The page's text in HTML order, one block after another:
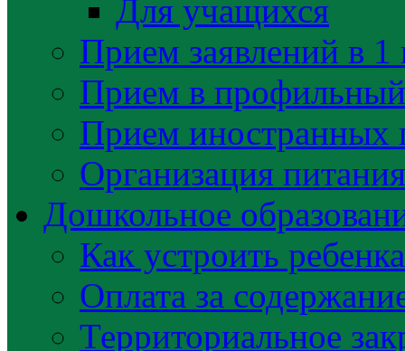
Для учащихся
Прием заявлений в 1
Прием в
Прием иностранных
Организация
Дошкольное
Как устроить
Оплата за
Территориальное